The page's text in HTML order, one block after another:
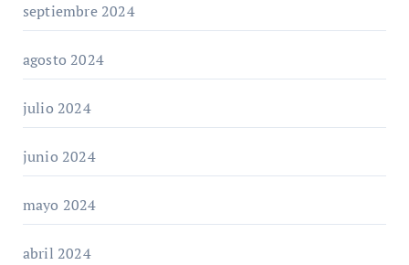
septiembre 2024
agosto 2024
julio 2024
junio 2024
mayo 2024
abril 2024